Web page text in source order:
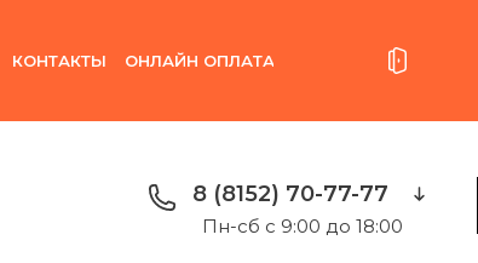
КОНТАКТЫ ОНЛАЙН ОПЛАТА
8 (8152) 70-77-77
Пн-сб с 9:00 до 18:00